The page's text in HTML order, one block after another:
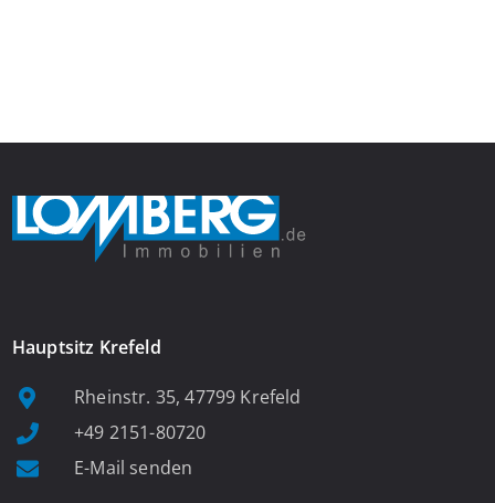
Hauptsitz Krefeld
Rheinstr. 35, 47799 Krefeld
+49 2151-80720
E-Mail senden